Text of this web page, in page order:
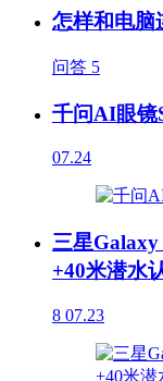
怎样和电脑
问答 5
千问AI眼镜
07.24
三星
+40米潜水
8 07.23